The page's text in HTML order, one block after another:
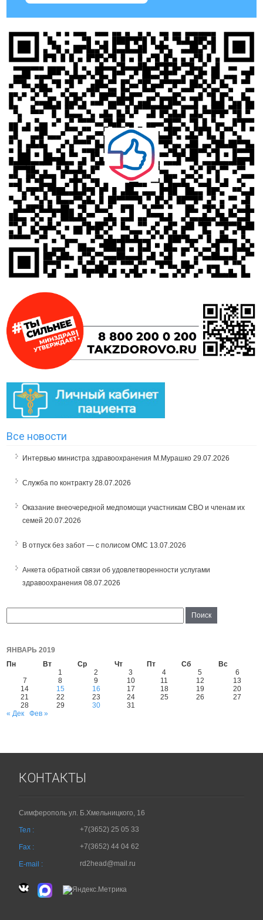
Все новости
Интервью министра здравоохранения М.Мурашко 29.07.2026
Служба по контракту 28.07.2026
Оказание внеочередной медпомощи участникам СВО и членам их
семей 20.07.2026
В отпуск без забот — с полисом ОМС 13.07.2026
Анкета обратной связи об удовлетворенности услугами
здравоохранения 08.07.2026
ЯНВАРЬ 2019
Пн
Вт Ср Чт Пт Сб
Вс
1
2 3 4 5
6
7
8 9 10 11 12
13
14
15 16 17 18 19
20
21
22 23 24 25 26
27
28
29 30
31
« Дек
Фев »
КОНТАКТЫ
Симферополь ул. Б.Хмельницкого, 16
Тел : +7(3652) 25 05 33
Fax : +7(3652) 44 04 62
E-mail : rd2head@mail.ru